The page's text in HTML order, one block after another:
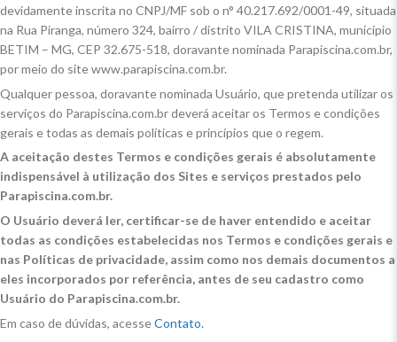
devidamente inscrita no CNPJ/MF sob o n° 40.217.692/0001-49, situada
na Rua Piranga, número 324, bairro / distrito VILA CRISTINA, município
BETIM – MG, CEP 32.675-518, doravante nominada Parapiscina.com.br,
por meio do site www.parapiscina.com.br.
Qualquer pessoa, doravante nominada Usuário, que pretenda utilizar os
serviços do Parapiscina.com.br deverá aceitar os Termos e condições
gerais e todas as demais políticas e princípios que o regem.
A aceitação destes Termos e condições gerais é absolutamente
indispensável à utilização dos Sites e serviços prestados pelo
Parapiscina.com.br.
O Usuário deverá ler, certificar-se de haver entendido e aceitar
todas as condições estabelecidas nos Termos e condições gerais e
nas Políticas de privacidade, assim como nos demais documentos a
eles incorporados por referência, antes de seu cadastro como
Usuário do Parapiscina.com.br.
Em caso de dúvidas, acesseContato.